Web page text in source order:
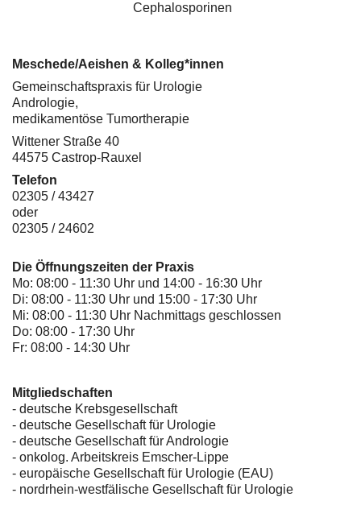
Cephalosporinen
Meschede/Aeishen & Kolleg*innen
Gemeinschaftspraxis für Urologie
Andrologie,
medikamentöse Tumortherapie
Wittener Straße 40
44575 Castrop-Rauxel
Telefon
02305 / 43427
oder
02305 / 24602
Die Öffnungszeiten der Praxis
Mo: 08:00 - 11:30 Uhr und 14:00 - 16:30 Uhr
Di: 08:00 - 11:30 Uhr und 15:00 - 17:30 Uhr
Mi: 08:00 - 11:30 Uhr Nachmittags geschlossen
Do: 08:00 - 17:30 Uhr
Fr: 08:00 - 14:30 Uhr
Mitgliedschaften
- deutsche Krebsgesellschaft
- deutsche Gesellschaft für Urologie
- deutsche Gesellschaft für Andrologie
- onkolog. Arbeitskreis Emscher-Lippe
- europäische Gesellschaft für Urologie (EAU)
- nordrhein-westfälische Gesellschaft für Urologie